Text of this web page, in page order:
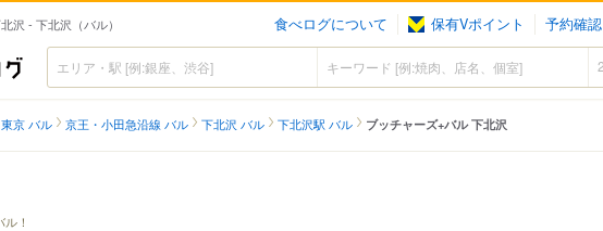
沢 - 下北沢（バル） 食べログについて 保有Vポイント 予約確認
食べログ
東京 バル 京王・小田急沿線 バル 下北沢 バル 下北沢駅 バル ブッチャーズ+バル 下北沢
！